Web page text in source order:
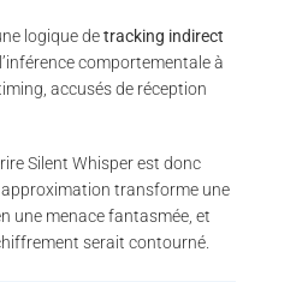
logique detracking indirect
comportementale à
accusés de réception
Silent Whisper est donc
transforme une
une menace fantasmée, et
serait contourné.